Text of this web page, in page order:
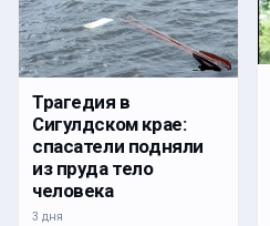
Трагедия в
Сигулдском крае:
спасатели подняли
из пруда тело
человека
3 дня